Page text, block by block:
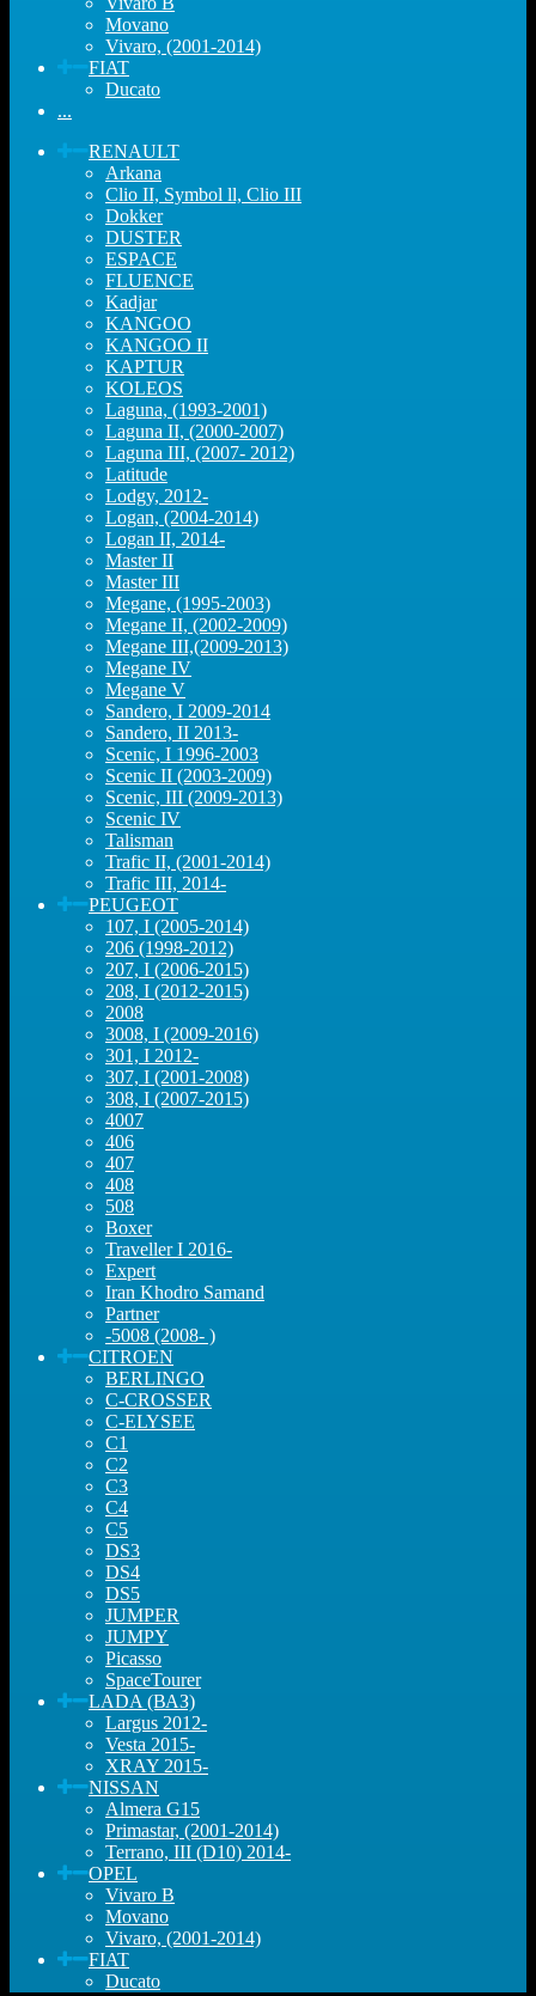
Movano
Vivaro, (2001-2014)
FIAT
Ducato
...
RENAULT
Arkana
Clio II, Symbol ll, Clio III
Dokker
DUSTER
ESPACE
FLUENCE
Kadjar
KANGOO
KANGOO II
KAPTUR
KOLEOS
Laguna, (1993-2001)
Laguna II, (2000-2007)
Laguna III, (2007- 2012)
Latitude
Lodgy, 2012-
Logan, (2004-2014)
Logan II, 2014-
Master II
Master III
Megane, (1995-2003)
Megane II, (2002-2009)
Megane III,(2009-2013)
Megane IV
Megane V
Sandero, I 2009-2014
Sandero, II 2013-
Scenic, I 1996-2003
Scenic II (2003-2009)
Scenic, III (2009-2013)
Scenic IV
Talisman
Trafic II, (2001-2014)
Trafic III, 2014-
PEUGEOT
107, I (2005-2014)
206 (1998-2012)
207, I (2006-2015)
208, I (2012-2015)
2008
3008, I (2009-2016)
301, I 2012-
307, I (2001-2008)
308, I (2007-2015)
4007
406
407
408
508
Boxer
Traveller I 2016-
Expert
Iran Khodro Samand
Partner
-5008 (2008- )
CITROEN
BERLINGO
C-CROSSER
C-ELYSEE
C1
C2
C3
C4
C5
DS3
DS4
DS5
JUMPER
JUMPY
Picasso
SpaceTourer
LADA (ВАЗ)
Largus 2012-
Vesta 2015-
XRAY 2015-
NISSAN
Almera G15
Primastar, (2001-2014)
Terrano, III (D10) 2014-
OPEL
Vivaro B
Movano
Vivaro, (2001-2014)
FIAT
Ducato